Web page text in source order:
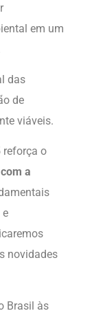
em um
das
de
viáveis.
reforça o
a
e
novidades
Brasil às